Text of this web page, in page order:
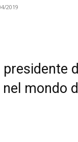
2019
presidente
mondo